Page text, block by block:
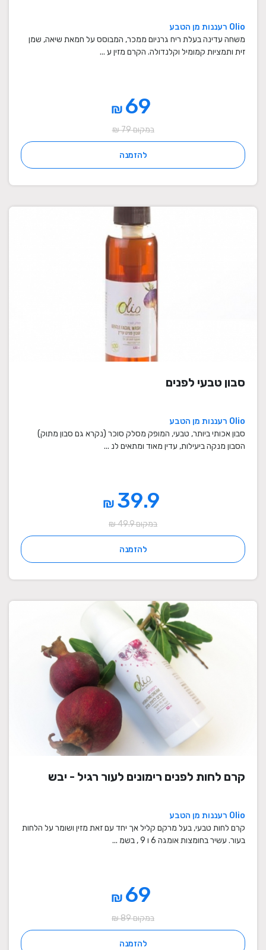
Olio רעננות מן הטבע
משחה עדינה בעלת ריח גרניום ממכר, המבוסס על חמאת שיאה, שמן
זית ותמציות קמומיל וקלנדולה. הקרם מזין ע ...
₪
במקום 79 ₪
להזמנה
סבון טבעי לפנים
Olio רעננות מן הטבע
סבון אכותי ביותר, טבעי, המופק מסלק סוכר (נקרא גם סבון מתוק)
הסבון מנקה ביעילות, עדין מאוד ומתאים לנ ...
39.9
₪
במקום 49.9 ₪
להזמנה
קרם לחות לפנים רימונים לעור רגיל - יבש
Olio רעננות מן הטבע
קרם לחות טבעי, בעל מרקם קליל אך יחד עם זאת מזין ושומר על הלחות
בעור. עשיר בחומצות אומגה 6 ו 9 , בשמ ...
₪
במקום 89 ₪
להזמנה